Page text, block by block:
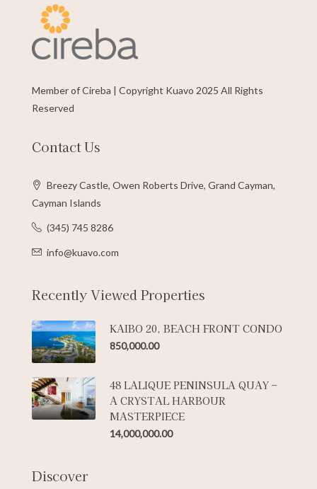
Member of Cireba | Copyright Kuavo 2025 All Rights
Reserved
Contact Us
Breezy Castle, Owen Roberts Drive, Grand Cayman,
Cayman Islands
(345) 745 8286
info@kuavo.com
Recently Viewed Properties
KAIBO 20, BEACH FRONT CONDO
850,000.00
48 LALIQUE PENINSULA QUAY –
A CRYSTAL HARBOUR
MASTERPIECE
14,000,000.00
Discover